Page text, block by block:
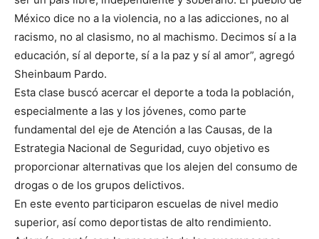
México dice no a la violencia, no a las adicciones, no al
racismo, no al clasismo, no al machismo. Decimos sí a la
educación, sí al deporte, sí a la paz y sí al amor”, agregó
Sheinbaum Pardo.
Esta clase buscó acercar el deporte a toda la población,
especialmente a las y los jóvenes, como parte
fundamental del eje de Atención a las Causas, de la
Estrategia Nacional de Seguridad, cuyo objetivo es
proporcionar alternativas que los alejen del consumo de
drogas o de los grupos delictivos.
En este evento participaron escuelas de nivel medio
superior, así como deportistas de alto rendimiento.